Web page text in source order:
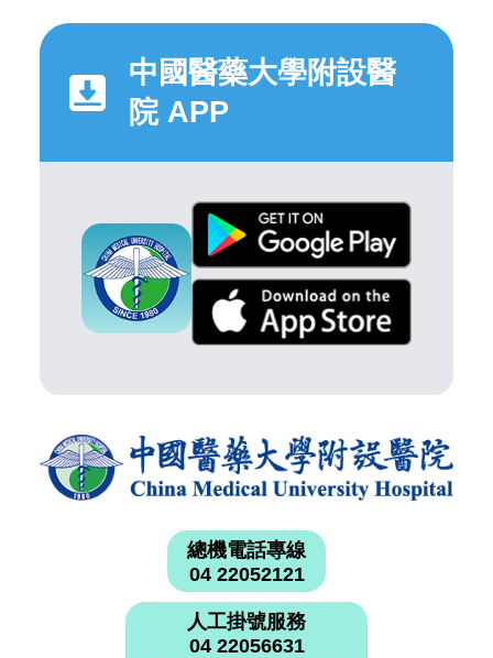
中國醫藥大學附設醫
院 APP
總機電話專線
04 22052121
人工掛號服務
04 22056631